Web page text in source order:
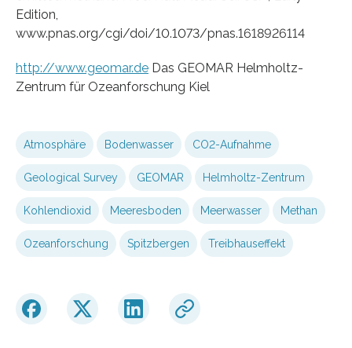
Edition,
www.pnas.org/cgi/doi/10.1073/pnas.1618926114
http://www.geomar.de Das GEOMAR Helmholtz-
Zentrum für Ozeanforschung Kiel
Atmosphäre Bodenwasser CO2-Aufnahme
Geological Survey GEOMAR Helmholtz-Zentrum
Kohlendioxid Meeresboden Meerwasser Methan
Ozeanforschung Spitzbergen Treibhauseffekt